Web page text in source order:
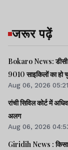
जरूर पढ़ें
Bokaro News: डीसी
9010 साइकिलों का हो
Aug 06, 2026
रांची सिविल कोर्ट में
अलग
Aug 06, 2026
Giridih News :